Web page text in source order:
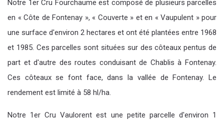
Notre 1er Cru Fourchaume est composé de plusieurs parcelles
en « Côte de Fontenay », « Couverte » et en « Vaupulent » pour
une surface d'environ 2 hectares et ont été plantées entre 1968
et 1985. Ces parcelles sont situées sur des côteaux pentus de
part et d'autre des routes conduisant de Chablis à Fontenay.
Ces côteaux se font face, dans la vallée de Fontenay. Le
rendement est limité à 58 hl/ha.
Notre 1er Cru Vaulorent est une petite parcelle d'environ 1